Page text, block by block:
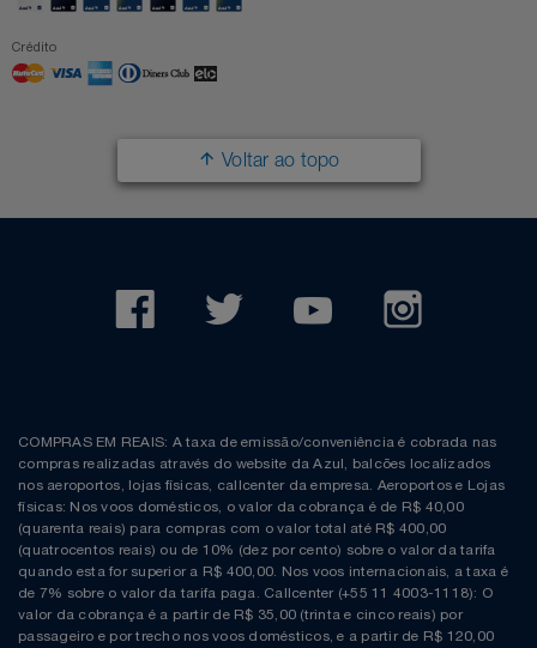
Crédito
Voltar ao topo
COMPRAS EM REAIS: A taxa de emissão/conveniência é cobrada nas
compras realizadas através do website da Azul, balcões localizados
nos aeroportos, lojas físicas, callcenter da empresa. Aeroportos e Lojas
físicas: Nos voos domésticos, o valor da cobrança é de R$ 40,00
(quarenta reais) para compras com o valor total até R$ 400,00
(quatrocentos reais) ou de 10% (dez por cento) sobre o valor da tarifa
quando esta for superior a R$ 400,00. Nos voos internacionais, a taxa é
de 7% sobre o valor da tarifa paga. Callcenter (+55 11 4003-1118): O
valor da cobrança é a partir de R$ 35,00 (trinta e cinco reais) por
passageiro e por trecho nos voos domésticos, e a partir de R$ 120,00